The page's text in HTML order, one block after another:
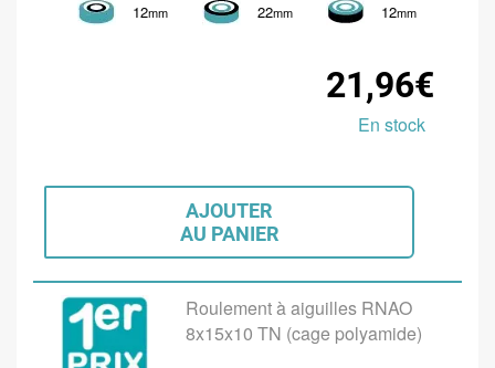
12mm 22mm 12mm
21,96€
En stock
AJOUTER
AU PANIER
Roulement à aiguilles RNAO
8x15x10 TN (cage polyamide)